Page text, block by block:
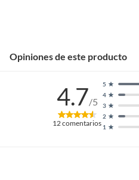
Opiniones de este producto
4.7/5
12comentarios 1
2
3
4
5